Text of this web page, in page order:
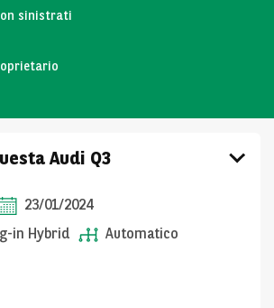
sinistrati
Audi Q3
23/01/2024
in Hybrid
Automatico